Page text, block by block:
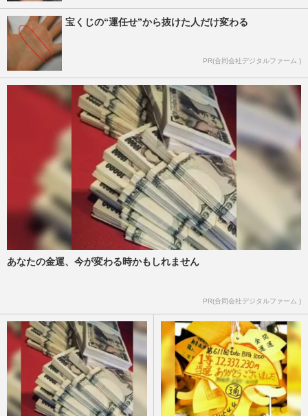
宝くじの“運任せ”から抜けた人だけ変わる
PR(合同会社デジタルファーム )
あなたの金運、今が変わる時かもしれません
PR(合同会社デジタルファーム )